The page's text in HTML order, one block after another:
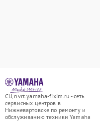
СЦ nvrt.yamaha-fixim.ru - сеть
сервисных центров в
Нижневартовске по ремонту и
обслуживанию техники Yamaha